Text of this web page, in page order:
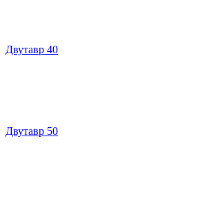
Двутавр 40
Двутавр 50